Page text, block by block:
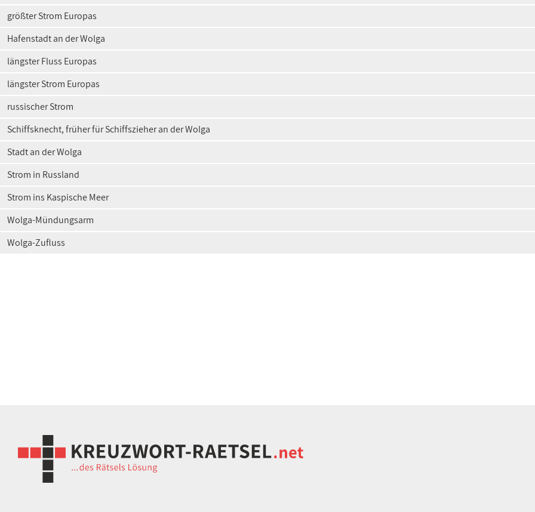
größter Strom Europas
Hafenstadt an der Wolga
längster Fluss Europas
längster Strom Europas
russischer Strom
Schiffsknecht, früher für Schiffszieher an der Wolga
Stadt an der Wolga
Strom in Russland
Strom ins Kaspische Meer
Wolga-Mündungsarm
Wolga-Zufluss